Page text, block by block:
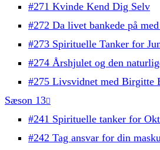
#271 Kvinde Kend Dig Selv
#272 Da livet bankede på
#273 Spirituelle Tanker for
#274 Årshjulet og den
#275 Livsvidnet med Birgitte
Sæson 13
#241 Spirituelle tanker for
#242 Tag ansvar for din